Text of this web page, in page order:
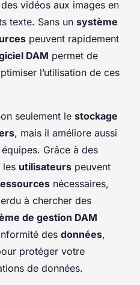
vidéos aux images en
texte. Sans un système
peuvent rapidement
DAM permet de
l’utilisation de ces
seulement le stockage
, mais il améliore aussi
Grâce à des
les utilisateurs peuvent
nécessaires,
à chercher des
de gestion DAM
des données,
protéger votre
de données.